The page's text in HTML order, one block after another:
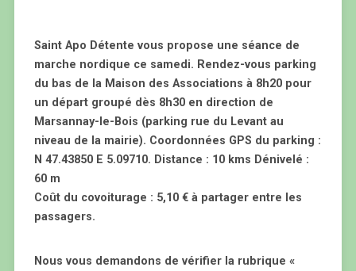
Saint Apo Détente vous propose une séance de
marche nordique ce samedi. Rendez-vous parking
du bas de la Maison des Associations à 8h20 pour
un départ groupé dès 8h30 en direction de
Marsannay-le-Bois (parking rue du Levant au
niveau de la mairie). Coordonnées GPS du parking :
N 47.43850 E 5.09710. Distance : 10 kms Dénivelé :
60 m
Coût du covoiturage : 5,10 € à partager entre les
passagers.
Nous vous demandons de vérifier la rubrique «